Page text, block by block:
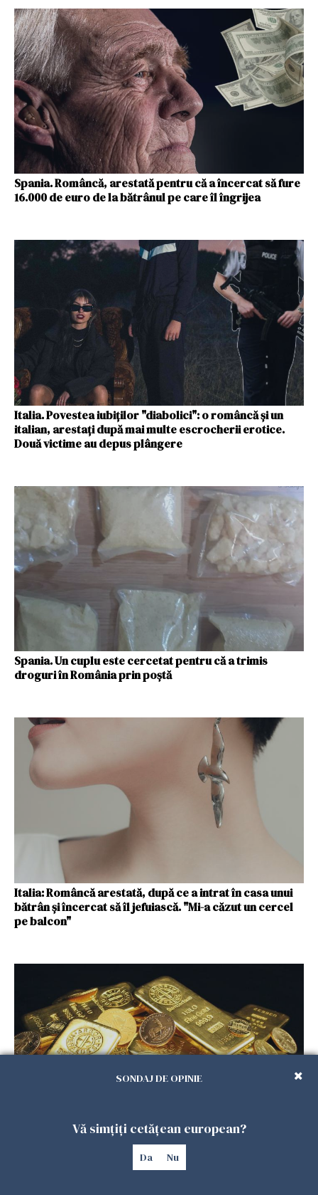
Spania. Româncă, arestată pentru că a încercat să fure
16.000 de euro de la bătrânul pe care îl îngrijea
Italia. Povestea iubiților "diabolici": o româncă și un
italian, arestați după mai multe escrocherii erotice.
Două victime au depus plângere
Spania. Un cuplu este cercetat pentru că a trimis
droguri în România prin poștă
Italia: Româncă arestată, după ce a intrat în casa unui
bătrân și încercat să îl jefuiască. "Mi-a căzut un cercel
pe balcon"
Italia. O româncă însărcinată a încercat să fure un
lingou de aur în valoare de 30.000 de euro
SONDAJ DE OPINIE
Vă simțiți cetățean european?
Da Nu